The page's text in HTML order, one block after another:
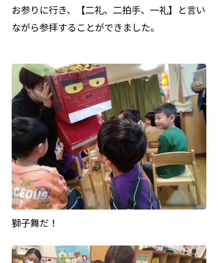
お参りに行き、【二礼、二拍手、一礼】と言い
ながら参拝することができました。
獅子舞だ！